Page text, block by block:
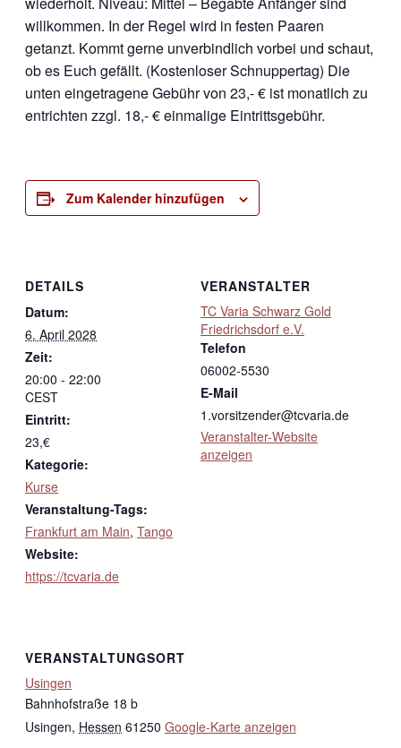
willkommen. In der Regel wird in festen Paaren
getanzt. Kommt gerne unverbindlich vorbei und schaut,
ob es Euch gefällt. (Kostenloser Schnuppertag) Die
unten eingetragene Gebühr von 23,- € ist monatlich zu
entrichten zzgl. 18,- € einmalige Eintrittsgebühr.
Zum Kalender hinzufügen
DETAILS
Datum:
6. April 2028
Zeit:
20:00 - 22:00
CEST
Eintritt:
23,€
Kategorie:
Kurse
Veranstaltung-Tags:
Frankfurt am Main, Tango
Website:
https://tcvaria.de
VERANSTALTER
TC Varia Schwarz Gold
Friedrichsdorf e.V.
Telefon
06002-5530
E-Mail
1.vorsitzender@tcvaria.de
Veranstalter-Website
anzeigen
VERANSTALTUNGSORT
Usingen
Bahnhofstraße 18 b
Usingen, Hessen 61250 Google-Karte anzeigen